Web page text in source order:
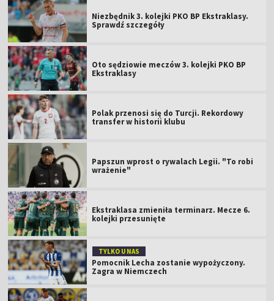
Niezbędnik 3. kolejki PKO BP Ekstraklasy.
Sprawdź szczegóły
Oto sędziowie meczów 3. kolejki PKO BP
Ekstraklasy
Polak przenosi się do Turcji. Rekordowy
transfer w historii klubu
Papszun wprost o rywalach Legii. "To robi
wrażenie"
Ekstraklasa zmieniła terminarz. Mecze 6.
kolejki przesunięte
TYLKO U NAS
Pomocnik Lecha zostanie wypożyczony.
Zagra w Niemczech